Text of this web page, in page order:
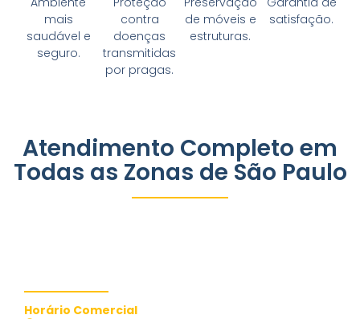
mais
saudável e
seguro.
contra
doenças
transmitidas
por pragas.
de móveis e
estruturas.
satisfação.
Atendimento Completo em
Todas as Zonas de São Paulo
Horário Comercial